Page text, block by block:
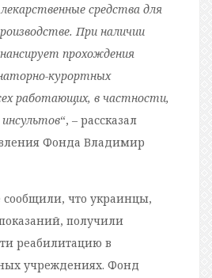
средства для
При наличии
прохождения
курортных
работающих, в частности,
“, – рассказал
Фонда Владимир
сообщили, что украинцы,
получили
реабилитацию в
учреждениях. Фонд